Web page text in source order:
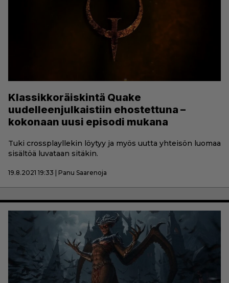
Klassikkoräiskintä Quake
uudelleenjulkaistiin ehostettuna –
kokonaan uusi episodi mukana
Tuki crossplayllekin löytyy ja myös uutta yhteisön luomaa
sisältöä luvataan sitäkin.
19.8.2021 19:33 | Panu Saarenoja